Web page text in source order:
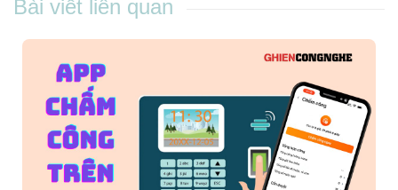
Bài viết liên quan